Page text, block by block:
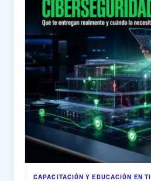
CAPACITACIÓN Y EDUCACIÓN EN TI